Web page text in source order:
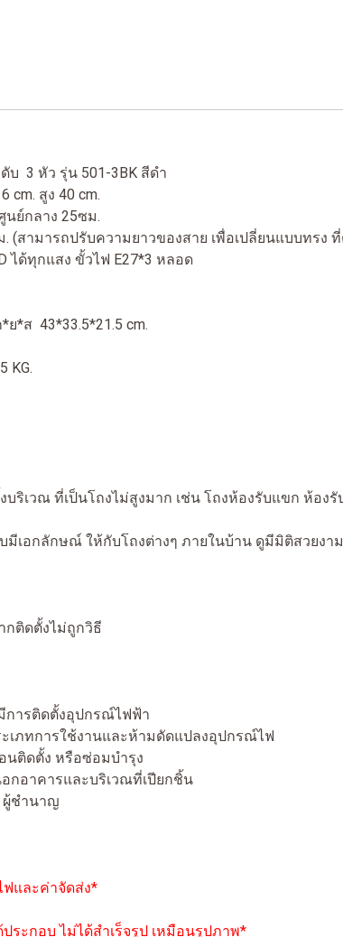
3 หัว รุ่น 501-3BK สีดำ
สูง 40 cm.
ย์กลาง 25ซม.
(สามารถปรับความยาวของสาย เพื่อเปลี่ยนแบบทรง
ได้ทุกแสง ขั้วไฟ E27*3 หลอด
ส 43*33.5*21.5 cm.
KG.
งบริเวณ ที่เป็นโถงไม่สูงมาก เช่น โถงห้องรับ
เอกลักษณ์ ให้กับโถงต่างๆ ภายในบ้าน ดูมีมิติสวยงาม
ติดตั้งไม่ถูกวิธี
ารติดตั้งอุปกรณ์ไฟฟ้า
ภทการใช้งานและห้ามดัดแปลงอุปกรณ์ไฟ
ติดตั้ง หรือซ่อมบำรุง
อาคารและบริเวณที่เปียกชิ้น
ชำนาญ
และค่าจัดส่ง*
ระกอบ ไม่ได้สำเร็จรูป เหมือนรูปภาพ*